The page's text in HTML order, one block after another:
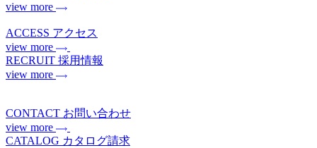
view more
ACCESS アクセス
view more
RECRUIT 採用情報
view more
CONTACT お問い合わせ
view more
CATALOG カタログ請求